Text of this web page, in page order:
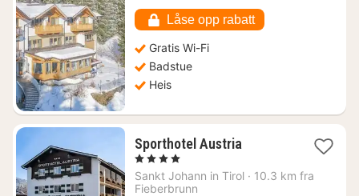
kr.
Låse opp rabatt
Gratis Wi-Fi
Badstue
Heis
Sporthotel Austria1
fra
, 4 Stjerner
Sankt Johann in Tirol · 10.3 km fra
Fieberbrunn